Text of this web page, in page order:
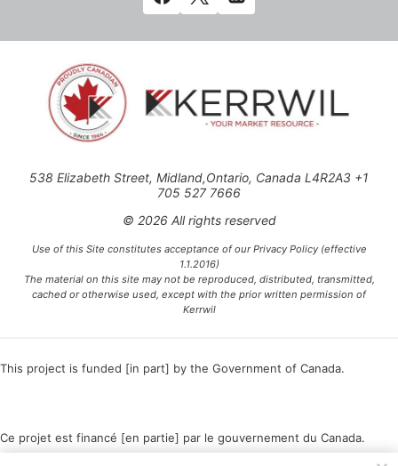
538 Elizabeth Street, Midland,Ontario, Canada L4R2A3 +1
705 527 7666
© 2026 All rights reserved
Use of this Site constitutes acceptance of our Privacy Policy (effective
1.1.2016)
The material on this site may not be reproduced, distributed, transmitted,
cached or otherwise used, except with the prior written permission of
Kerrwil
This project is funded [in part] by the Government of Canada.
Ce projet est financé [en partie] par le gouvernement du Canada.